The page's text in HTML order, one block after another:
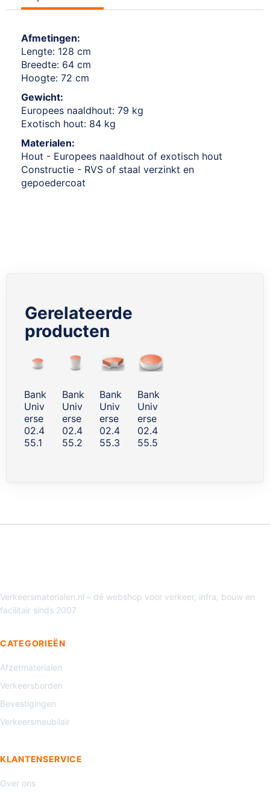
Afmetingen:
Lengte: 128 cm
Breedte: 64 cm
Hoogte: 72 cm
Gewicht:
Europees naaldhout: 79 kg
Exotisch hout: 84 kg
Materialen:
Hout - Europees naaldhout of exotisch hout
Constructie - RVS of staal verzinkt en
gepoedercoat
Gerelateerde
producten
carousel
Bank
Univ
erse
02.4
55.1
Bank
Univ
erse
02.4
55.2
Bank
Univ
erse
02.4
55.3
Bank
Univ
erse
02.4
55.5
Verkeersmaterialen.nl – dé webshop voor verkeer, infra, bouw en
facilitair sinds 2007
CATEGORIEËN
Afzetmaterialen
Verkeersborden
Bevestigingen
Verkeersmeubilair
KLANTENSERVICE
Over ons